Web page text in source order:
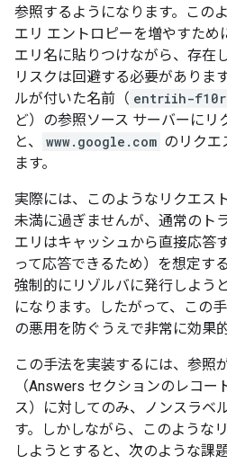
参照するようになります。この
エリ エントロピーを増やすため
エリ名に貼りつけながら、存在
リスクは回避する必要がありま
ルが付いた名前（ entriih-
ど）の参照ソース サーバーにリ
と、
www.google.com のリクエ
ます。
実際には、このようなリクエス
未満に過ぎませんが、通常のト
エリはキャッシュから直接応答
って応答できるため）を想定す
強制的にリゾルバに発行しよう
になります。したがって、この
の悪用を防ぐうえで非常に効果的
この手法を実装するには、参照
（Answers セクションのレコー
ス）に対してのみ、ノンスラベ
す。しかしながら、このような
しようとすると、次のような課